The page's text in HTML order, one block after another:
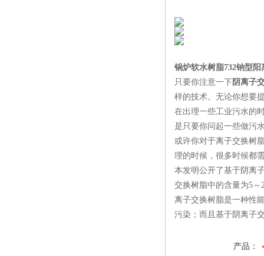
锅炉软水树脂732钠型阳
只要你注意一下 阴离子
样的技术。无论你想要
在出理一些工业污水的
是只要你问起一些做污
或许你对于离子交换树
理的时候，很多时候都
本发明公开了基于阴离
交换树脂中的含量为5
离子交换树脂是一种性
污染；而且基于阴离子
产品：